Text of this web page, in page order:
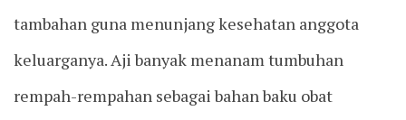
tambahan guna menunjang kesehatan anggota
keluarganya. Aji banyak menanam tumbuhan
rempah-rempahan sebagai bahan baku obat